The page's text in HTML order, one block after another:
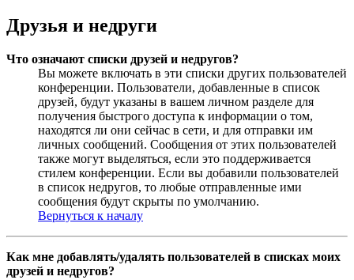
Друзья и недруги
Что означают списки друзей и недругов?
Вы можете включать в эти списки других пользователей
конференции. Пользователи, добавленные в список
друзей, будут указаны в вашем личном разделе для
получения быстрого доступа к информации о том,
находятся ли они сейчас в сети, и для отправки им
личных сообщений. Сообщения от этих пользователей
также могут выделяться, если это поддерживается
стилем конференции. Если вы добавили пользователей
в список недругов, то любые отправленные ими
сообщения будут скрыты по умолчанию.
Вернуться к началу
Как мне добавлять/удалять пользователей в списках моих
друзей и недругов?